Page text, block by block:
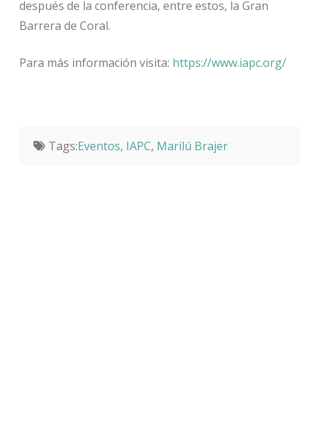
después de la conferencia, entre estos, la Gran
Barrera de Coral.
Para más información visita: https://www.iapc.org/
Tags:Eventos, IAPC, Marilú Brajer